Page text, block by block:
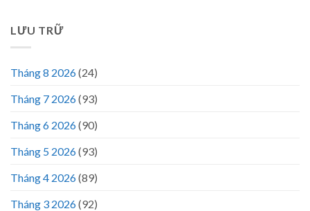
LƯU TRỮ
Tháng 8 2026(24)
Tháng 7 2026(93)
Tháng 6 2026(90)
Tháng 5 2026(93)
Tháng 4 2026(89)
Tháng 3 2026(92)